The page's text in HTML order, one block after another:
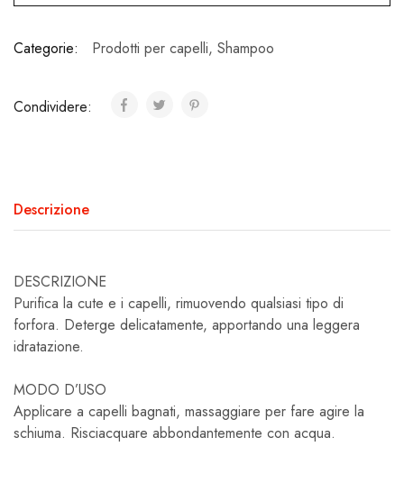
Categorie: Prodotti per capelli, Shampoo
Condividere:
Descrizione
DESCRIZIONE
Purifica la cute e i capelli, rimuovendo qualsiasi tipo di
forfora. Deterge delicatamente, apportando una leggera
idratazione.
MODO D’USO
Applicare a capelli bagnati, massaggiare per fare agire la
schiuma. Risciacquare abbondantemente con acqua.